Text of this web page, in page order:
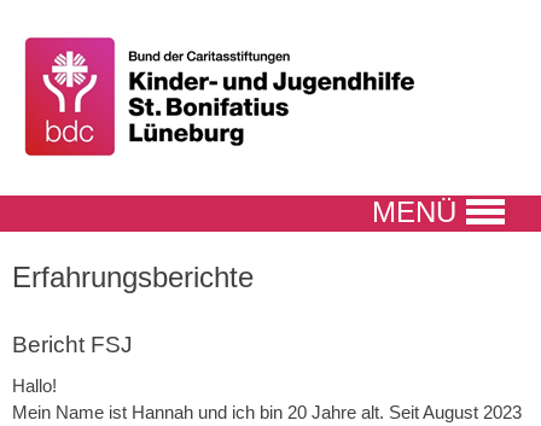
MENÜ
Erfahrungsberichte
Bericht FSJ
Hallo!
Mein Name ist Hannah und ich bin 20 Jahre alt. Seit August 2023